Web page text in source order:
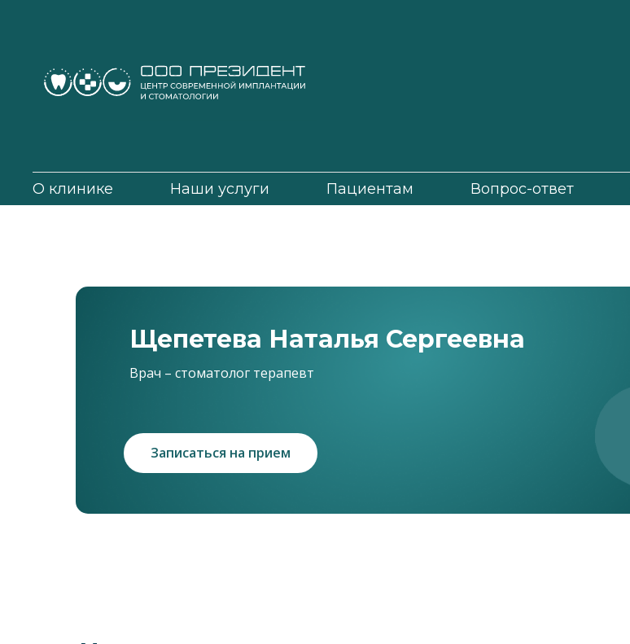
О клинике Наши услуги Пациентам Вопрос-ответ
Записаться на прием
Щепетева Наталья Сергеевна
Врач – стоматолог терапевт